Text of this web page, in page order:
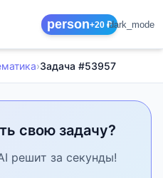
person+20 ₽dark_mode
›Задача #53957
свою задачу?
решит за секунды!